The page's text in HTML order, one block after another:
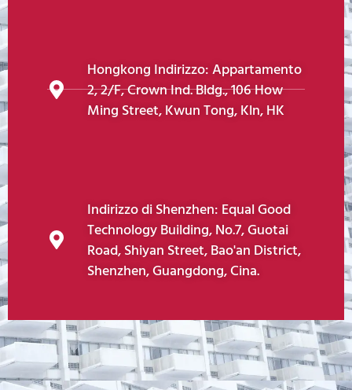
Hongkong Indirizzo: Appartamento
2, 2/F, Crown Ind. Bldg., 106 How
Ming Street, Kwun Tong, Kln, HK
Indirizzo di Shenzhen: Equal Good
Technology Building, No.7, Guotai
Road, Shiyan Street, Bao'an District,
Shenzhen, Guangdong, Cina.